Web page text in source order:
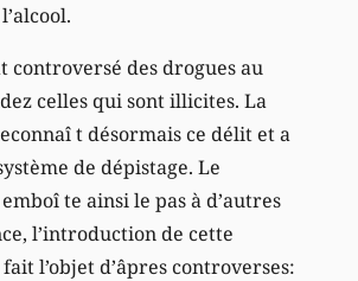
controversé des drogues au
celles qui sont illicites. La
t désormais ce délit et a
de dépistage. Le
te ainsi le pas à d’autres
l’introduction de cette
l’objet d’âpres controverses: